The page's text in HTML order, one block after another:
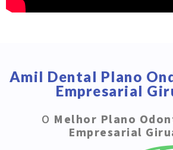
Amil Dental Plano
Empresarial
O Melhor Plano
Empresarial